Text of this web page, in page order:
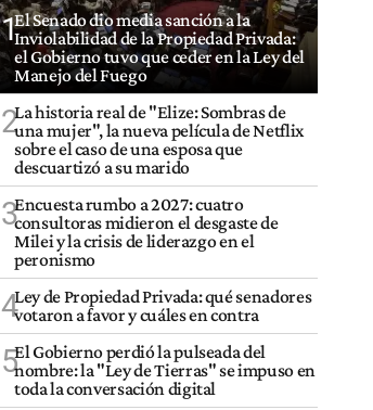
1El Senado dio media sanción a la
Inviolabilidad de la Propiedad Privada:
el Gobierno tuvo que ceder en la Ley del
Manejo del Fuego
2La historia real de "Elize: Sombras de
una mujer", la nueva película de Netflix
sobre el caso de una esposa que
descuartizó a su marido
3Encuesta rumbo a 2027: cuatro
consultoras midieron el desgaste de
Milei y la crisis de liderazgo en el
peronismo
4Ley de Propiedad Privada: qué senadores
votaron a favor y cuáles en contra
5El Gobierno perdió la pulseada del
nombre: la "Ley de Tierras" se impuso en
toda la conversación digital